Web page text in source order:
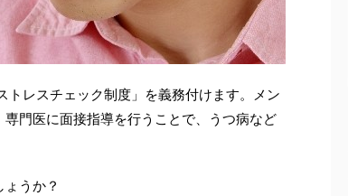
レスチェック制度」を義務付けます。メン
門医に面接指導を行うことで、うつ病など
うか？